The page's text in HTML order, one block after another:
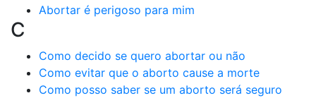
Abortar é perigoso para mim
C
Como decido se quero abortar ou não
Como evitar que o aborto cause a morte
Como posso saber se um aborto será seguro